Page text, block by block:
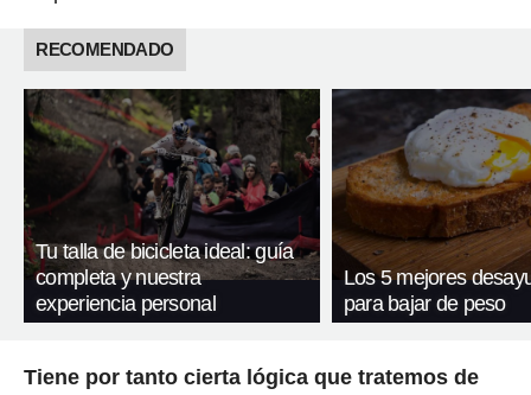
RECOMENDADO
Tu talla de bicicleta ideal: guía
completa y nuestra
experiencia personal
Los 5 mejores
para bajar de peso
Tiene por tanto cierta lógica que tratemos de